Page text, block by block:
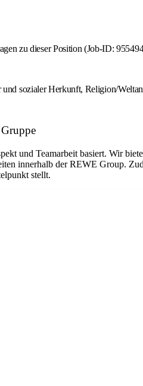
zu dieser Position (Job-ID:
sozialer Herkunft, Religion/
und Teamarbeit basiert. Wir
innerhalb der REWE Group.
stellt.